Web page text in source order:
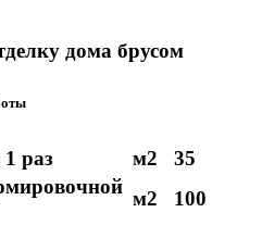
дома брусом
раз м2
35
м2
100